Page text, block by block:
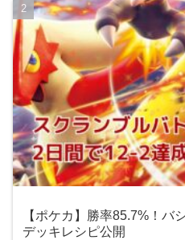
【ポケカ】勝率85.7%！
デッキレシピ公開